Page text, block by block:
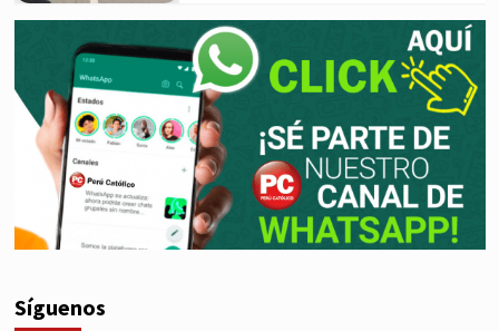
Síguenos